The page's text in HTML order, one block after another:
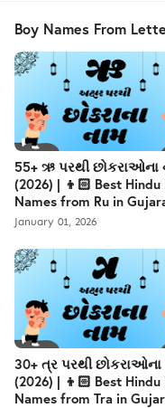
Boy Names From
55+ ઋ પરથી છોકરાઓના
(2026) | 👦🏻 Best Hindu
Names from Ru in
January 01, 2026
30+ ત્ર પરથી છોકરાઓના
(2026) | 👦🏻 Best Hindu
Names from Tra in